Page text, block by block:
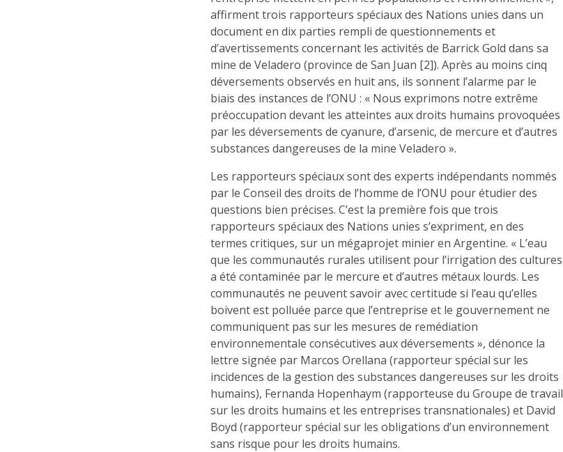
affirment trois rapporteurs spéciaux des Nations unies dans un
document en dix parties rempli de questionnements et
d’avertissements concernant les activités de Barrick Gold dans sa
mine de Veladero (province de San Juan [2]). Après au moins cinq
déversements observés en huit ans, ils sonnent l’alarme par le
biais des instances de l’ONU : « Nous exprimons notre extrême
préoccupation devant les atteintes aux droits humains provoquées
par les déversements de cyanure, d’arsenic, de mercure et d’autres
substances dangereuses de la mine Veladero ».
Les rapporteurs spéciaux sont des experts indépendants nommés
par le Conseil des droits de l’homme de l’ONU pour étudier des
questions bien précises. C’est la première fois que trois
rapporteurs spéciaux des Nations unies s’expriment, en des
termes critiques, sur un mégaprojet minier en Argentine. « L’eau
que les communautés rurales utilisent pour l’irrigation des cultures
a été contaminée par le mercure et d’autres métaux lourds. Les
communautés ne peuvent savoir avec certitude si l’eau qu’elles
boivent est polluée parce que l’entreprise et le gouvernement ne
communiquent pas sur les mesures de remédiation
environnementale consécutives aux déversements », dénonce la
lettre signée par Marcos Orellana (rapporteur spécial sur les
incidences de la gestion des substances dangereuses sur les droits
humains), Fernanda Hopenhaym (rapporteuse du Groupe de travail
sur les droits humains et les entreprises transnationales) et David
Boyd (rapporteur spécial sur les obligations d’un environnement
sans risque pour les droits humains.